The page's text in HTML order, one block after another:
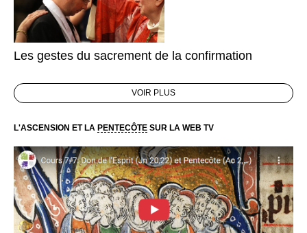
Les gestes du sacrement de la confirmation
VOIR PLUS
L'ASCENSION ET LA PENTECÔTE SUR LA WEB TV